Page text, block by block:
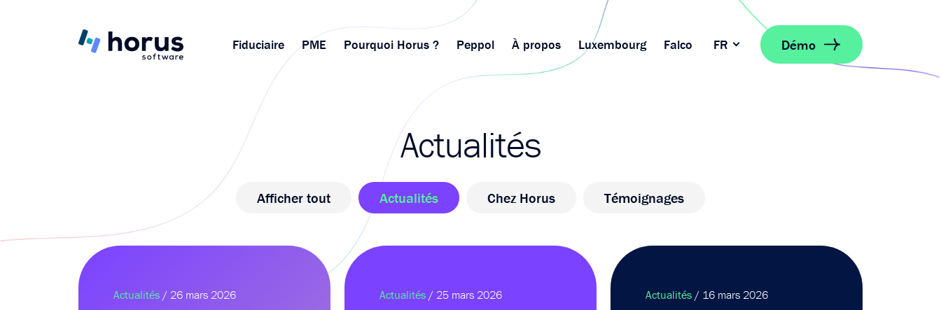
Fiduciaire PME Pourquoi Horus ? Peppol À propos Luxembourg Falco FR Démo
Actualités
Afficher tout Actualités Chez Horus Témoignages
Actualités / 26 mars 2026 Actualités / 25 mars 2026 Actualités / 16 mars 2026